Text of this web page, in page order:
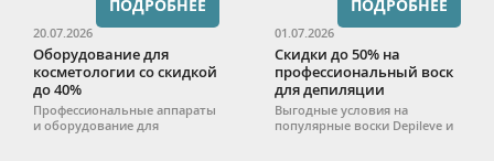
20.07.2026
Оборудование для
косметологии со скидкой
до 40%
Профессиональные аппараты
и оборудование для
ПОДРОБНЕЕ
01.07.2026
Скидки до 50% на
профессиональный воск
для депиляции
Выгодные условия на
популярные воски Depileve и
ПОДРОБНЕЕ